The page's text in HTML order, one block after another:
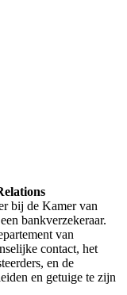
bij de Kamer van
bankverzekeraar.
van
contact, het
en de
en getuige te zijn